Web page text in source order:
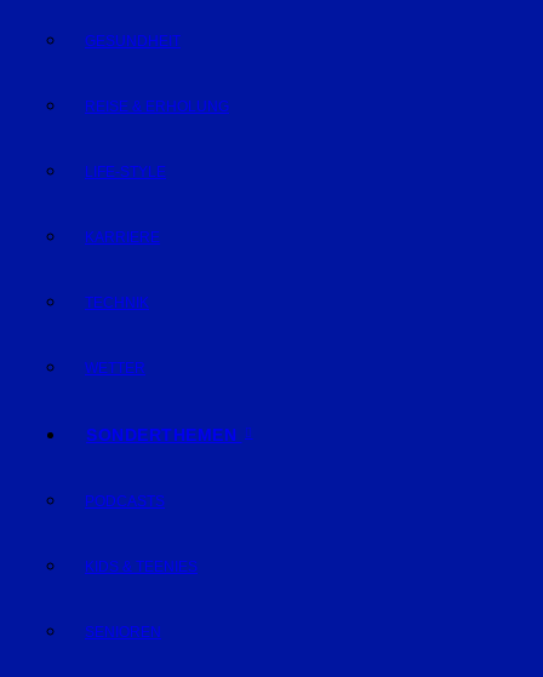
GESUNDHEIT
REISE & ERHOLUNG
LIFE-STYLE
KARRIERE
TECHNIK
WETTER
SONDERTHEMEN
PODCASTS
KIDS & TEENIES
SENIOREN